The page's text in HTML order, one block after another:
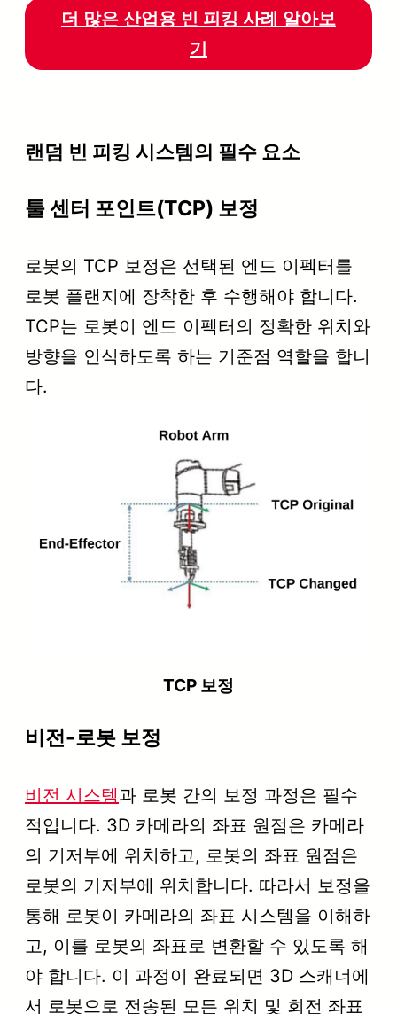
더 많은 산업용 빈 피킹 사례 알아보
기
랜덤 빈 피킹 시스템의 필수 요소
툴 센터 포인트(TCP) 보정
로봇의 TCP 보정은 선택된 엔드 이펙터를
로봇 플랜지에 장착한 후 수행해야 합니다.
TCP는 로봇이 엔드 이펙터의 정확한 위치와
방향을 인식하도록 하는 기준점 역할을 합니
다.
TCP 보정
비전-로봇 보정
비전 시스템과 로봇 간의 보정 과정은 필수
적입니다. 3D 카메라의 좌표 원점은 카메라
의 기저부에 위치하고, 로봇의 좌표 원점은
로봇의 기저부에 위치합니다. 따라서 보정을
통해 로봇이 카메라의 좌표 시스템을 이해하
고, 이를 로봇의 좌표로 변환할 수 있도록 해
야 합니다. 이 과정이 완료되면 3D 스캐너에
서 로봇으로 전송된 모든 위치 및 회전 좌표